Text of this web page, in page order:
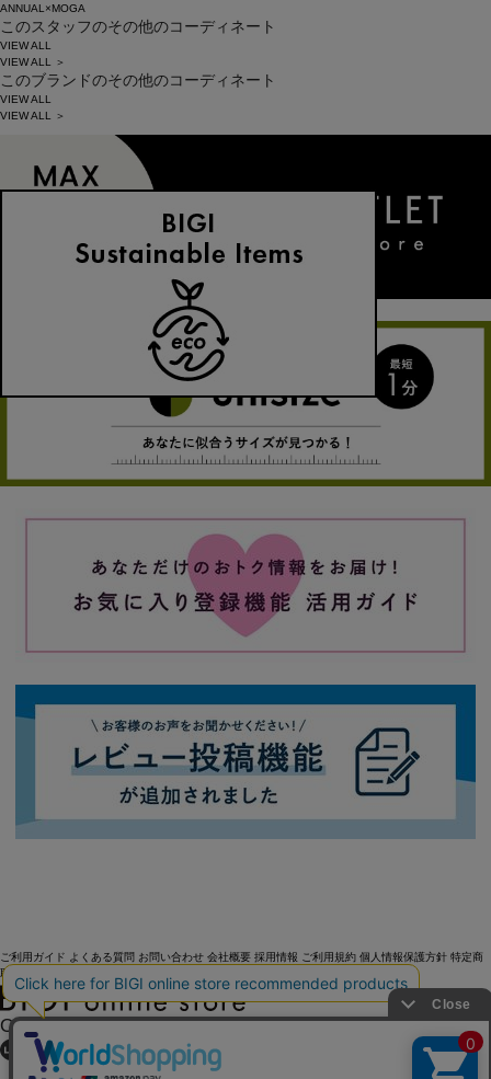
ANNUAL×MOGA
このスタッフのその他のコーディネート
VIEW ALL
VIEW ALL ＞
このブランドのその他のコーディネート
VIEW ALL
VIEW ALL ＞
ご利用ガイド よくある質問 お問い合わせ 会社概要 採用情報 ご利用規約 個人情報保護方針 特定商
取引法に基づく表記
OFFICIAL SNS
Copyright (C) BIGI. Co.,Ltd. All Rights Reserved.